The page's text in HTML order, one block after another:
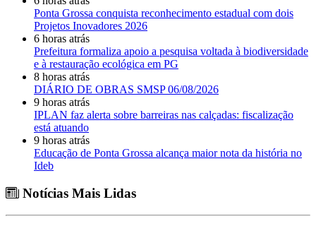
Ponta Grossa conquista reconhecimento estadual com dois
Projetos Inovadores 2026
6 horas atrás
Prefeitura formaliza apoio a pesquisa voltada à biodiversidade
e à restauração ecológica em PG
8 horas atrás
DIÁRIO DE OBRAS SMSP 06/08/2026
9 horas atrás
IPLAN faz alerta sobre barreiras nas calçadas: fiscalização
está atuando
9 horas atrás
Educação de Ponta Grossa alcança maior nota da história no
Ideb
Notícias Mais Lidas